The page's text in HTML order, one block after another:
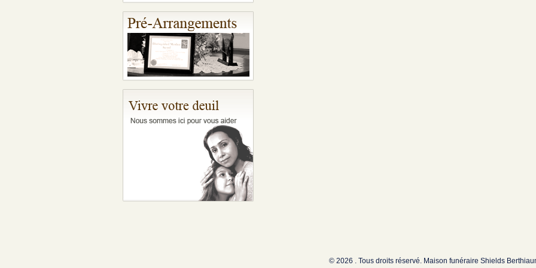
© 2026 . Tous droits réservé. Maison funéraire Shields